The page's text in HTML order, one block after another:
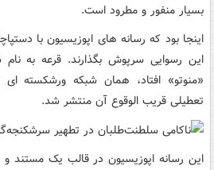
بسیار منفور و مطرود است.
اینجا بود که رسانه های اپوزیسیون با
این رسوایی سرپوش بگذارند. قرعه به
«منوتو» افتاد، همان شبکه ورشکسته
تعطیلی قریب الوقوع آن منتشر شد.
این رسانه اپوزیسیون در قالب یک مستند و